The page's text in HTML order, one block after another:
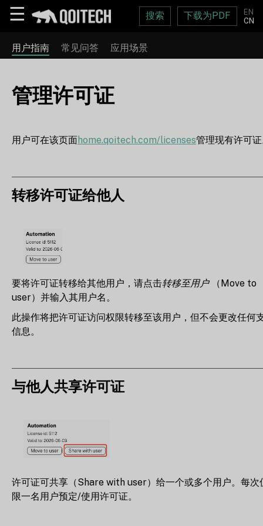
☰ 搜索 下载为PDF
EN
CN
用户指南 常见问答 应用场景
管理许可证
用户可在该页面home.qoitech.com/licenses管理现有许可
转移许可证给他人
要将许可证转移给其他用户，请点击转移至用户（Move to
user）并输入其用户名。
此操作将把许可证访问权限转移至该用户，但不会更改任何
信息。
与他人共享许可证
许可证可共享（Share with user）给一个或多个用户。每次
限一名用户预定/使用许可证。